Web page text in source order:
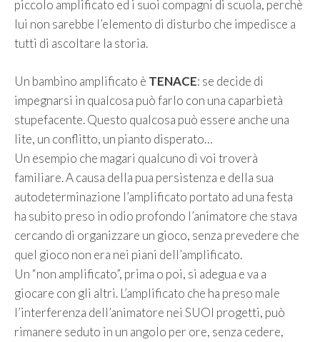
piccolo amplificato ed i suoi compagni di scuola, perchè
lui non sarebbe l’elemento di disturbo che impedisce a
tutti di ascoltare la storia.
Un bambino amplificato è TENACE: se decide di
impegnarsi in qualcosa può farlo con una caparbietà
stupefacente. Questo qualcosa può essere anche una
lite, un conflitto, un pianto disperato…
Un esempio che magari qualcuno di voi troverà
familiare. A causa della pua persistenza e della sua
autodeterminazione l’amplificato portato ad una festa
ha subito preso in odio profondo l’animatore che stava
cercando di organizzare un gioco, senza prevedere che
quel gioco non era nei piani dell’amplificato.
Un “non amplificato”, prima o poi, si adegua e va a
giocare con gli altri. L’amplificato che ha preso male
l’interferenza dell’animatore nei SUOI progetti, può
rimanere seduto in un angolo per ore, senza cedere,